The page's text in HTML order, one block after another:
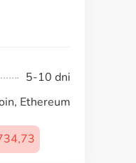
5-10 dni
Ethereum